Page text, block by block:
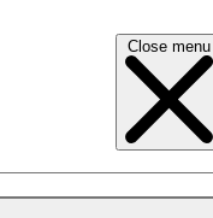
Close menu